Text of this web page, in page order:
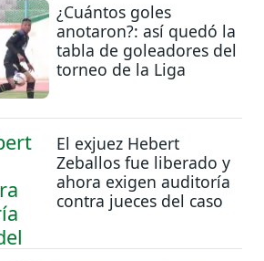
¿Cuántos goles
anotaron?: así quedó la
tabla de goleadores del
torneo de la Liga
El exjuez Hebert
Zeballos fue liberado y
ahora exigen auditoría
contra jueces del caso